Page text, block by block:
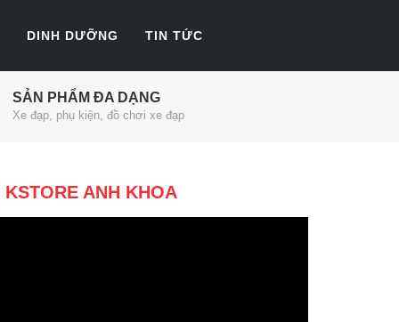
DINH DƯỠNG TIN TỨC
SẢN PHẨM ĐA DẠNG
Xe đạp, phụ kiện, đồ chơi xe đạp
KSTORE ANH KHOA